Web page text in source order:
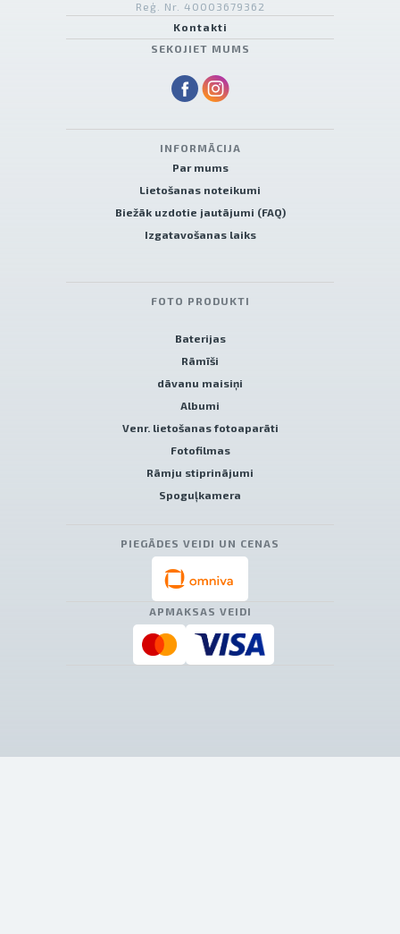
Reģ. Nr. 40003679362
Kontakti
SEKOJIET MUMS
INFORMĀCIJA
Par mums
Lietošanas noteikumi
Biežāk uzdotie jautājumi (FAQ)
Izgatavošanas laiks
FOTO PRODUKTI
Baterijas
Rāmīši
dāvanu maisiņi
Albumi
Venr. lietošanas fotoaparāti
Fotofilmas
Rāmju stiprinājumi
Spoguļkamera
PIEGĀDES VEIDI UN CENAS
APMAKSAS VEIDI